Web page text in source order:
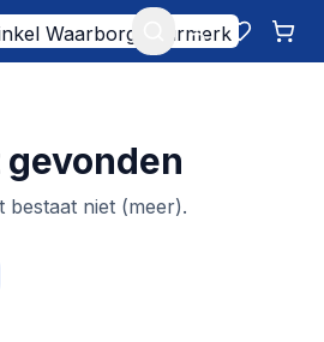
Mijn account
gevonden
bestaat niet (meer).